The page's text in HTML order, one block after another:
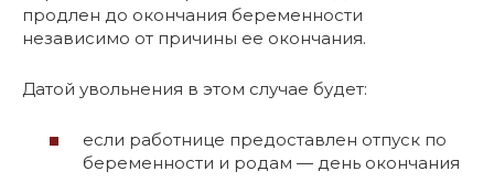
продлен до окончания беременности
независимо от причины ее окончания.
Датой увольнения в этом случае будет:
если работнице предоставлен отпуск по
беременности и родам — день окончания